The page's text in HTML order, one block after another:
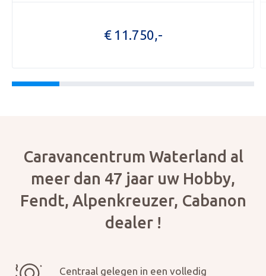
€ 11.750,-
Caravancentrum Waterland al
meer dan 47 jaar uw Hobby,
Fendt, Alpenkreuzer, Cabanon
dealer !
Centraal gelegen in een volledig